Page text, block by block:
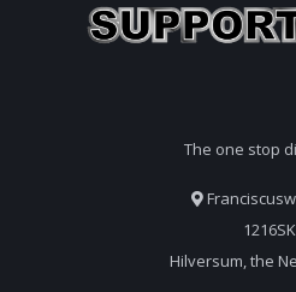
The one stop
1216SK
Hilversum, the